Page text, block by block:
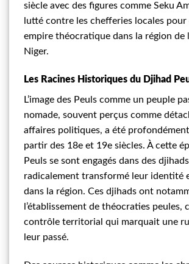
siècle avec des figures comme Seku
lutté contre les chefferies locales
empire théocratique dans la région de
Niger.
Les Racines Historiques du Djihad
L’image des Peuls comme un peuple
nomade, souvent perçus comme
affaires politiques, a été
partir des 18e et 19e siècles. À cette
Peuls se sont engagés dans des
radicalement transformé leur identité
dans la région. Ces djihads ont
l’établissement de théocraties peules,
contrôle territorial qui marquait une
leur passé.